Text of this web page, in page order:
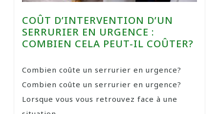
COÛT D’INTERVENTION D’UN
SERRURIER EN URGENCE :
COMBIEN CELA PEUT-IL COÛTER?
Combien coûte un serrurier en urgence?
Combien coûte un serrurier en urgence?
Lorsque vous vous retrouvez face à une